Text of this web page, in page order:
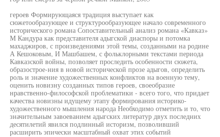
героев Формирующаяся традиция выступает как
сюжетообразующее и структурообразующее начало современного
исторического романа Сопоставительный анализ романа «Кавказ»
М Кандура как представителя адыгской диаспоры и потомка
махаджиров, с произведениями этой темы, созданными на родине
А Кешоковым, И Машбашем, с фольклорными текстами периода
Кавказской войны, позволяет проследить особенности сюжета,
образострое-ния в новой исторической прозе адыгов, определить
роль и значение художественных конфликтов на военную тему,
оценить новизну созданных типов героев, своеобразие
нравственно-философской проблематики - всего того, что придает
качества новизны идущему этапу формирования историко-
художественного мышления народа Необходимо отметить и то, что
значительным завоеванием адыгских литератур двух последних
десятилетий явился подлинный историзм, позволивший
расширить эпически масштабный охват этих событий